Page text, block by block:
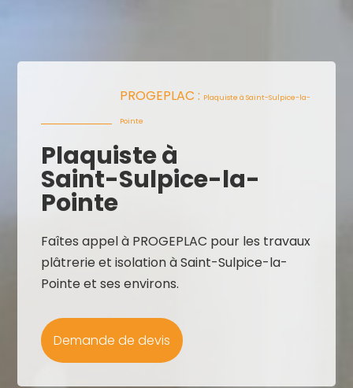
PROGEPLAC : Plaquiste à Saint-Sulpice-la-
Pointe
Plaquiste à
Saint-Sulpice-la-
Pointe
Faîtes appel à PROGEPLAC pour les travaux
plâtrerie et isolation à Saint-Sulpice-la-
Pointe et ses environs.
Demande de devis